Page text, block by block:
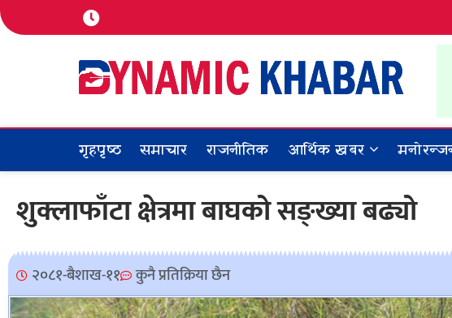
ALL
गृहपृष्ठ समाचार राजनीतिक आर्थिक खबर
शुक्लाफाँटा क्षेत्रमा बाघको सङ्ख्या बढ्यो
२०८१-बैशाख-११ कुनै प्रतिक्रिया छैन